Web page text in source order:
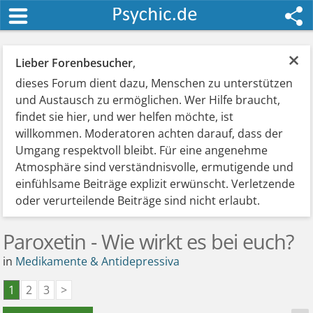
×
Lieber Forenbesucher,
dieses Forum dient dazu, Menschen zu unterstützen
und Austausch zu ermöglichen. Wer Hilfe braucht,
findet sie hier, und wer helfen möchte, ist
willkommen. Moderatoren achten darauf, dass der
Umgang respektvoll bleibt. Für eine angenehme
Atmosphäre sind verständnisvolle, ermutigende und
einfühlsame Beiträge explizit erwünscht. Verletzende
oder verurteilende Beiträge sind nicht erlaubt.
Paroxetin - Wie wirkt es bei euch?
in Medikamente & Antidepressiva
1
2 3 >